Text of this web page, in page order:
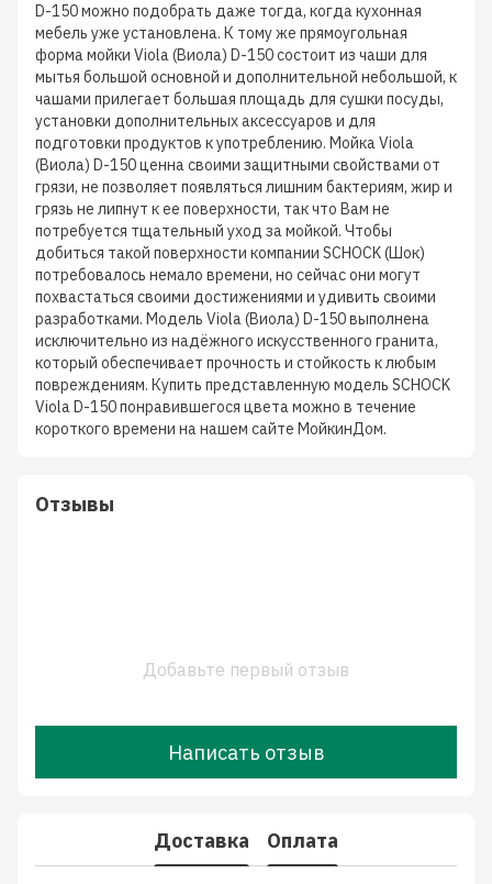
D-150 можно подобрать даже тогда, когда кухонная
мебель уже установлена. К тому же прямоугольная
форма мойки Viola (Виола) D-150 состоит из чаши для
мытья большой основной и дополнительной небольшой, к
чашами прилегает большая площадь для сушки посуды,
установки дополнительных аксессуаров и для
подготовки продуктов к употреблению. Мойка Viola
(Виола) D-150 ценна своими защитными свойствами от
грязи, не позволяет появляться лишним бактериям, жир и
грязь не липнут к ее поверхности, так что Вам не
потребуется тщательный уход за мойкой. Чтобы
добиться такой поверхности компании SCHOCK (Шок)
потребовалось немало времени, но сейчас они могут
похвастаться своими достижениями и удивить своими
разработками. Модель Viola (Виола) D-150 выполнена
исключительно из надёжного искусственного гранита,
который обеспечивает прочность и стойкость к любым
повреждениям. Купить представленную модель SCHOCK
Viola D-150 понравившегося цвета можно в течение
короткого времени на нашем сайте МойкинДом.
Отзывы
Добавьте первый отзыв
Написать отзыв
Доставка Оплата